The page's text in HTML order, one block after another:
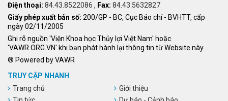
Điện thoại: 84.43.8522086 , Fax: 84.43.5632827
Giấy phép xuất bản số: 200/GP - BC, Cục Báo chí - BVHTT, cấp
ngày 02/11/2005
Ghi rõ nguồn 'Viện Khoa học Thủy lợi Việt Nam' hoặc
'VAWR.ORG.VN' khi bạn phát hành lại thông tin từ Website này.
® Powered by VAWR
TRUY CẬP NHANH
Trang chủ
Giới thiệu